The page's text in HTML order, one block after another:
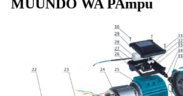
MUUNDO WA PAmpu